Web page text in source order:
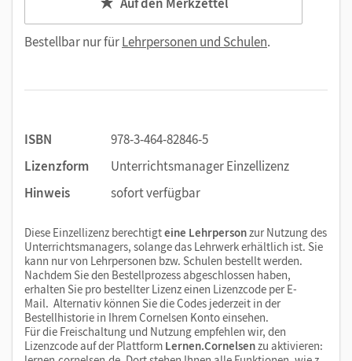
Auf den Merkzettel
Bestellbar nur fürLehrpersonen und Schulen.
ISBN
978-3-464-82846-5
Lizenzform
Unterrichtsmanager Einzellizenz
Hinweis
sofort verfügbar
Diese Einzellizenz berechtigteine Lehrpersonzur Nutzung des
Unterrichtsmanagers, solange das Lehrwerk erhältlich ist. Sie
kann nur von Lehrpersonen bzw. Schulen bestellt werden.
Nachdem Sie den Bestellprozess abgeschlossen haben,
erhalten Sie pro bestellter Lizenz einen Lizenzcode per E-
Mail. Alternativ können Sie die Codes jederzeit in der
Bestellhistorie in Ihrem Cornelsen Konto einsehen.
Für die Freischaltung und Nutzung empfehlen wir, den
Lizenzcode auf der Plattform Lernen.Cornelsenzu aktivieren: